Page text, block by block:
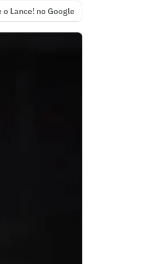
o Lance! no Google